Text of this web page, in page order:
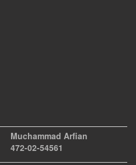
Muchammad Arfian
472-02-54561